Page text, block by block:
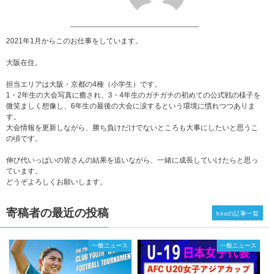
2021年1月からこのお仕事をしています。
大阪在住。
担当エリアは大阪・京都の4種（小学生）です。
1・2年生の大会写真に癒され、3・4年生のガチガチの初めての公式戦の様子を
微笑ましく想像し、6年生の最後の大会に涙するという環境に慣れつつありま
す。
大会情報を更新しながら、勝ち負けだけでないところも大事にしたいと思うこ
の頃です。
伸び代いっぱいの皆さんの結果を追いながら、一緒に成長していけたらと思っ
ています。
どうぞよろしくお願いします。
寄稿者の最近の投稿
一般ニュース 一般ニュース
hiroの記事一覧